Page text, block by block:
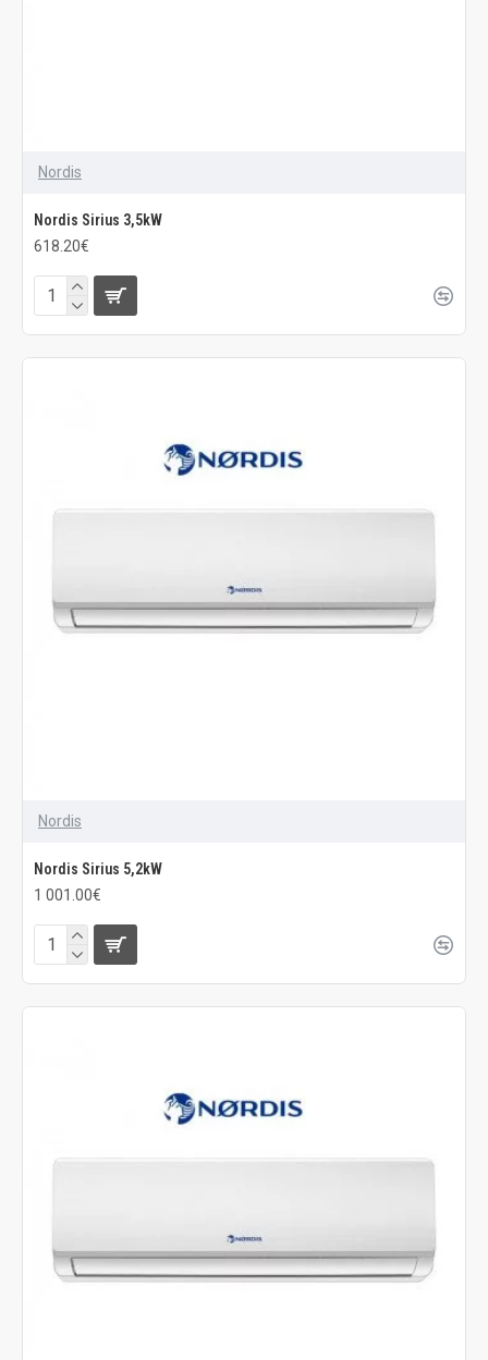
Nordis
Nordis Sirius 3,5kW
618.20€
Nordis
Nordis Sirius 5,2kW
1 001.00€